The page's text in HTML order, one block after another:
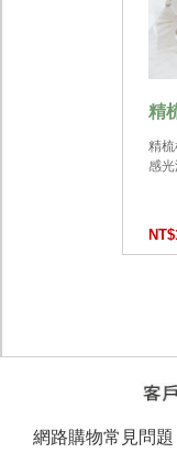
精
精
感
網路購物常見問題